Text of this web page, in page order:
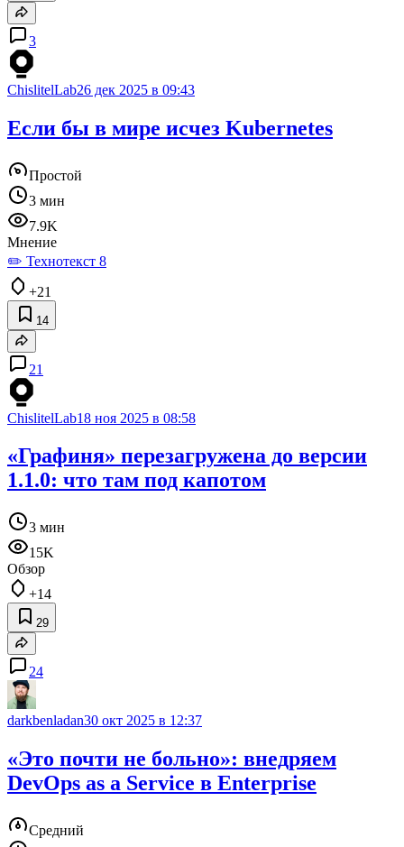
3
ChislitelLab26 дек 2025 в 09:43
Если бы в мире исчез Kubernetes
Простой
3 мин
7.9K
Мнение
✏️ Технотекст 8
+21
14
21
ChislitelLab18 ноя 2025 в 08:58
«Графиня» перезагружена до версии
1.1.0: что там под капотом
3 мин
15K
Обзор
+14
29
24
darkbenladan30 окт 2025 в 12:37
«Это почти не больно»: внедряем
DevOps as a Service в Enterprise
Средний